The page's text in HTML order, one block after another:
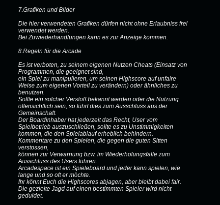
7.Grafiken und Bilder
Die hier verwendeten Grafiken dürfen nicht ohne Erlaubniss frei
verwendet werden.
Bei Zuwiederhandlungen kann es zur Anzeige kommen.
8.Regeln für die Arcade
Es ist verboten, zu seinem eigenen Nutzen Cheats (Einsatz von
Programmen, die geeignet sind,
ein Spiel zu manipulieren, um seinen Highscore auf unfaire
Weise zum eigenen Vorteil zu verändern) oder ähnliches zu
benutzen.
Sollte ein solcher Verstoß bekannt werden oder die Nutzung
offensichtlich sein, so führt dies zum Ausschluss aus der
Gemeinschaft.
Der Boardinhaber hat jederzeit das Recht, User vom
Spielbetrieb auszuschließen, sollte es zu Unstimmigkeiten
kommen, die den Spielablauf erheblich behindern.
Kommentare zu den Spielen, die gegen die guten Sitten
verstossen,
können zur Verwarnung bzw. im Wiederholungsfalle zum
Ausschluss des Users führen.
Arcadespace ist ein Spieleboard und jeder kann spielen, wie
lange und so oft er möchte.
Ihr könnt Euch die Highscores abjagen, aber bleibt dabei fair.
Die gezielte Jagd auf einen bestimmten Spieler wird nicht
geduldet.